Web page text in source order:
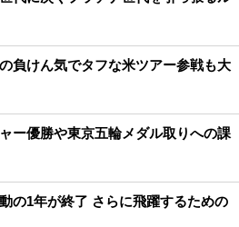
負けん気でタフな米ツアー参戦も大
ー優勝や東京五輪メダル取りへの課
の1年が終了 さらに飛躍するための